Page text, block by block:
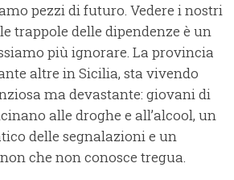
pezzi di futuro. Vedere i nostri
trappole delle dipendenze è un
più ignorare. La provincia
altre in Sicilia, sta vivendo
ma devastante: giovani di
alle droghe e all’alcool, un
delle segnalazioni e un
che non conosce tregua.